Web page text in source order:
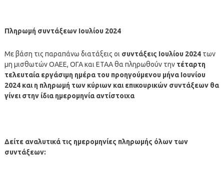
Πληρωμή συντάξεων Ιουλίου 2024
Με βάση τις παραπάνω διατάξεις οι συντάξεις Ιουλίου2024των
μη μισθωτών ΟΑΕΕ, ΟΓΑ και ΕΤΑΑ θα πληρωθούν την τέταρτη
τελευταία εργάσιμη ημέρα του προηγούμενου μήνα Ιουνίου
2024 και η πληρωμή των κύριων και επικουρικών συντάξεων θα
γίνει στην ίδια ημερομηνία αντίστοιχα
Δείτε αναλυτικά τις ημερομηνίες πληρωμής όλων των
συντάξεων: